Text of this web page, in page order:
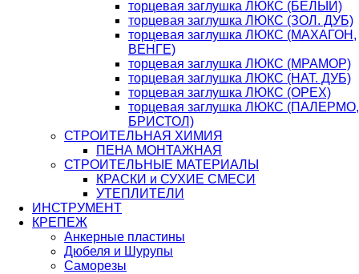
торцевая заглушка ЛЮКС (БЕЛЫЙ)
торцевая заглушка ЛЮКС (ЗОЛ. ДУБ)
торцевая заглушка ЛЮКС (МАХАГОН,
ВЕНГЕ)
торцевая заглушка ЛЮКС (МРАМОР)
торцевая заглушка ЛЮКС (НАТ. ДУБ)
торцевая заглушка ЛЮКС (ОРЕХ)
торцевая заглушка ЛЮКС (ПАЛЕРМО,
БРИСТОЛ)
СТРОИТЕЛЬНАЯ ХИМИЯ
ПЕНА МОНТАЖНАЯ
СТРОИТЕЛЬНЫЕ МАТЕРИАЛЫ
КРАСКИ и СУХИЕ СМЕСИ
УТЕПЛИТЕЛИ
ИНСТРУМЕНТ
КРЕПЕЖ
Анкерные пластины
Дюбеля и Шурупы
Саморезы